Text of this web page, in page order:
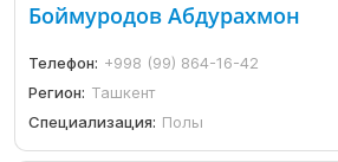
Боймуродов Абдурахмон
Телефон: +998 (99) 864-16-42
Регион: Ташкент
Специализация: Полы